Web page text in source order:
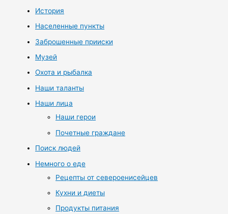
История
Населенные пункты
Заброшенные прииски
Музей
Охота и рыбалка
Наши таланты
Наши лица
Наши герои
Почетные граждане
Поиск людей
Немного о еде
Рецепты от североенисейцев
Кухни и диеты
Продукты питания